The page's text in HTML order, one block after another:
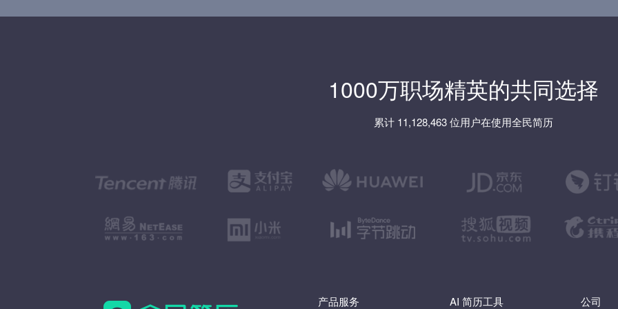
1000万职场精英的共同选择
累计 11,128,463 位用户在使用全民简历
产品服务 AI 简历工具 公司